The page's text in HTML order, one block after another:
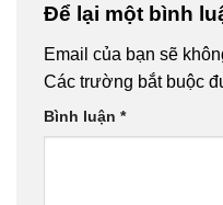
Để lại một bình
Email của bạn sẽ
Các trường bắt buộc
Bình luận *